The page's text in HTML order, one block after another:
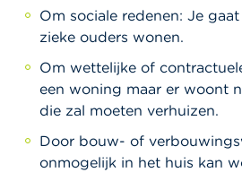
Om sociale redenen: Je
zieke ouders wonen.
Om wettelijke of
een woning maar er woont
die zal moeten verhuizen.
Door bouw- of
onmogelijk in het huis kan